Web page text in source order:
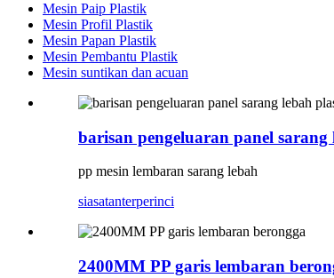
Mesin Paip Plastik
Mesin Profil Plastik
Mesin Papan Plastik
Mesin Pembantu Plastik
Mesin suntikan dan acuan
barisan pengeluaran panel
pp mesin lembaran sarang lebah
siasatanterperinci
2400MM PP garis lembaran